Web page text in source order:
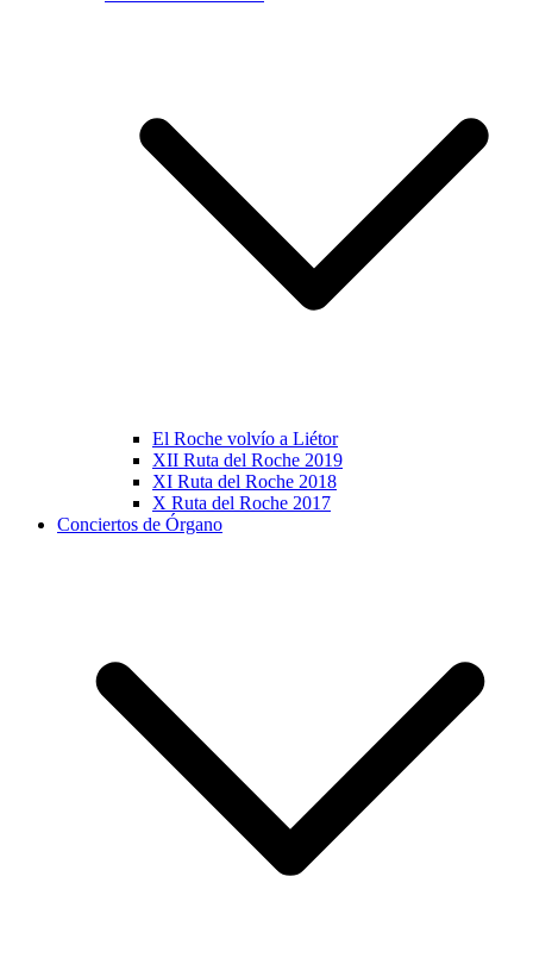
El Roche volvío a Liétor
XII Ruta del Roche 2019
XI Ruta del Roche 2018
X Ruta del Roche 2017
Conciertos de Órgano